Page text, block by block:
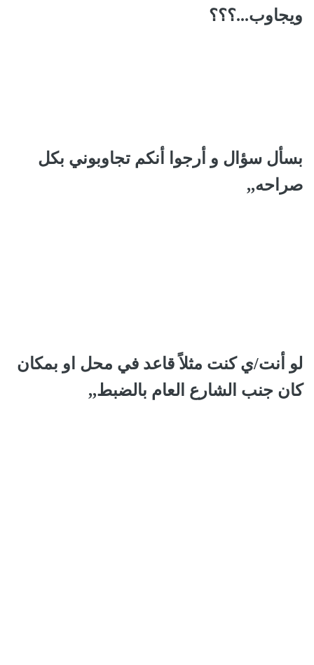
ويجاوب...؟؟؟
بسأل سؤال و أرجوا أنكم تجاوبوني بكل
صراحه,,
لو أنت/ي كنت مثلاً قاعد في محل او بمكان
كان جنب الشارع العام بالضبط,,